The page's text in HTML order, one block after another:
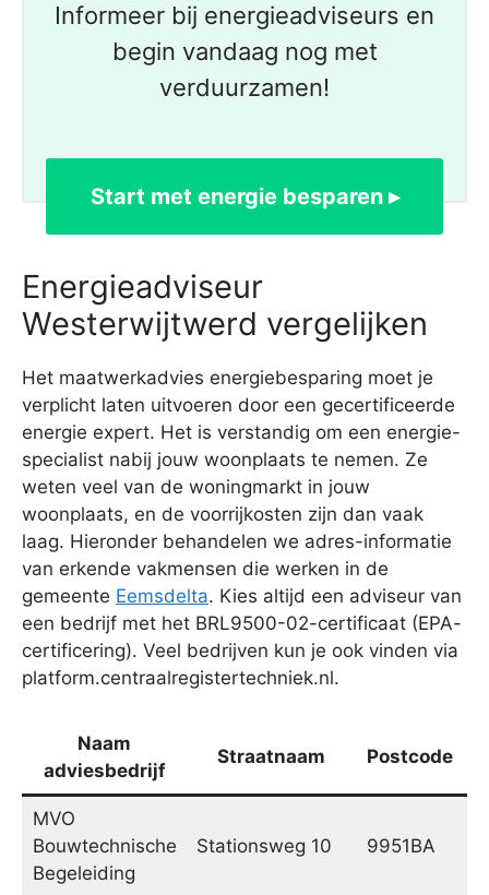
Informeer bij energieadviseurs en
begin vandaag nog met
verduurzamen!
Start met energie besparen ▸
Energieadviseur
Westerwijtwerd vergelijken
Het maatwerkadvies energiebesparing moet je
verplicht laten uitvoeren door een gecertificeerde
energie expert. Het is verstandig om een energie-
specialist nabij jouw woonplaats te nemen. Ze
weten veel van de woningmarkt in jouw
woonplaats, en de voorrijkosten zijn dan vaak
laag. Hieronder behandelen we adres-informatie
van erkende vakmensen die werken in de
gemeente Eemsdelta. Kies altijd een adviseur van
een bedrijf met het BRL9500-02-certificaat (EPA-
certificering). Veel bedrijven kun je ook vinden via
platform.centraalregistertechniek.nl.
Naam
adviesbedrijf
Straatnaam Postcode
MVO
Bouwtechnische
Begeleiding
Stationsweg 10 9951BA